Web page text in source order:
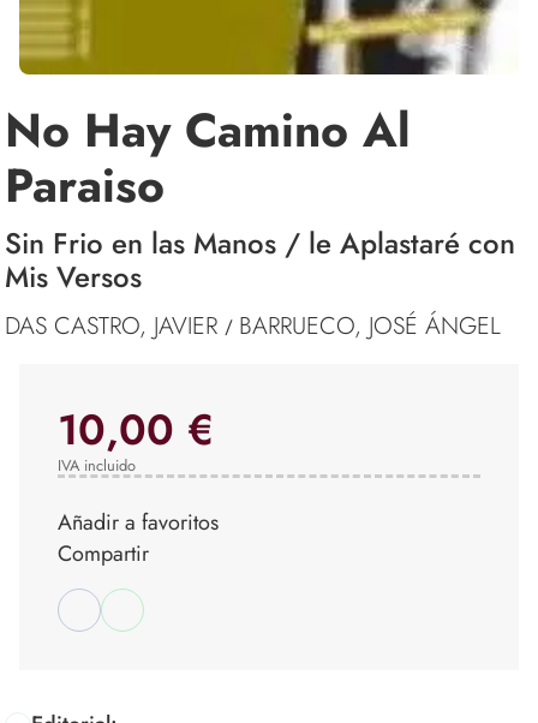
No Hay Camino Al
Paraiso
Sin Frio en las Manos / le Aplastaré con
Mis Versos
DAS CASTRO, JAVIER / BARRUECO, JOSÉ ÁNGEL
10,00 €
IVA incluido
Añadir a favoritos
Compartir